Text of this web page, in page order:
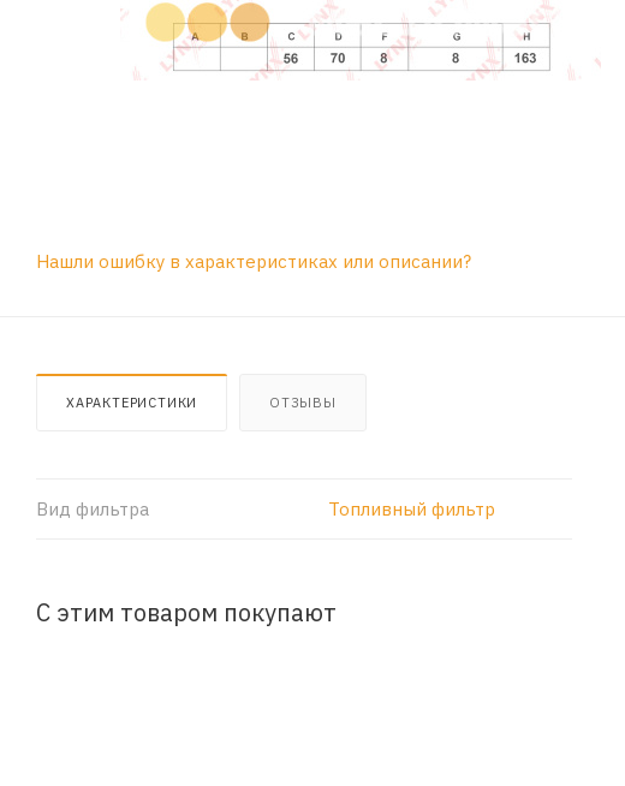
Нашли ошибку в характеристиках или описании?
ХАРАКТЕРИСТИКИ ОТЗЫВЫ
Вид фильтра Топливный фильтр
С этим товаром покупают